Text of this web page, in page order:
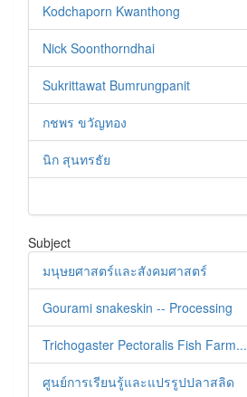
Kodchaporn Kwanthong
Nick Soonthorndhai
Sukrittawat Bumrungpanit
กชพร ขวัญทอง
นิก สุนทรธัย
Subject
มนุษยศาสตร์และสังคมศาสตร์
Gourami snakeskin -- Processing
Trichogaster Pectoralis Fish Farm...
ศูนย์การเรียนรู้และแปรรูปปลาสลิด